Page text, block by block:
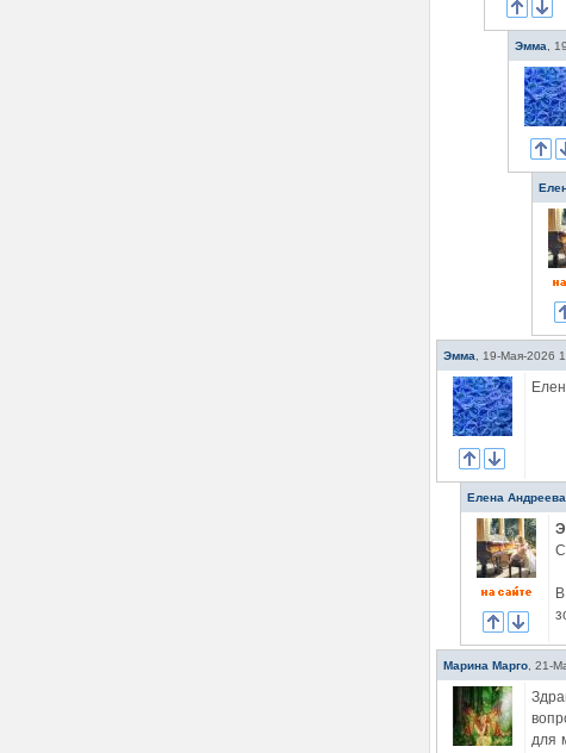
Эмма
Эмма 19-Мая-2026
Елена Андреева
Марина Марго 21-
для